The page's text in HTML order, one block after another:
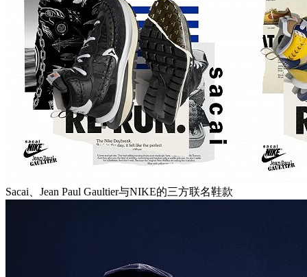
Sacai、Jean Paul Gaultier与NIKE的三方联名鞋款